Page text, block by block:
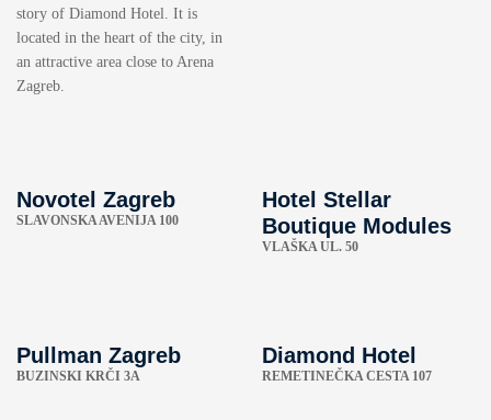
story of Diamond Hotel. It is
located in the heart of the city, in
an attractive area close to Arena
Zagreb.
Novotel Zagreb
SLAVONSKA AVENIJA 100
Hotel Stellar
Boutique Modules
VLAŠKA UL. 50
Pullman Zagreb
BUZINSKI KRČI 3A
Diamond Hotel
REMETINEČKA CESTA 107